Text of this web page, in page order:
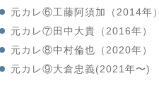
元カレ⑥工藤阿須加（2014年）
元カレ⑦田中大貴（2016年）
元カレ⑧中村倫也（2020年）
元カレ⑨大倉忠義(2021年〜)